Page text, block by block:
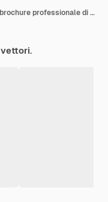
Elegante modello di presentazione brochure professionale di affari